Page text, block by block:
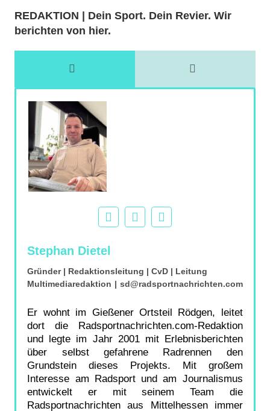
REDAKTION | Dein Sport. Dein Revier. Wir
berichten von hier.
Stephan Dietel
Gründer | Redaktionsleitung | CvD | Leitung
Multimediaredaktion | sd@radsportnachrichten.com
Er wohnt im Gießener Ortsteil Rödgen, leitet
dort die Radsportnachrichten.com-Redaktion
und legte im Jahr 2001 mit Erlebnisberichten
über selbst gefahrene Radrennen den
Grundstein dieses Projekts. Mit großem
Interesse am Radsport und am Journalismus
entwickelt er mit seinem Team die
Radsportnachrichten aus Mittelhessen immer